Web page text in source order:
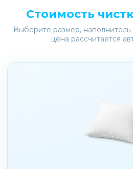
Стоимость
Выберите размер,
цена рассчитается